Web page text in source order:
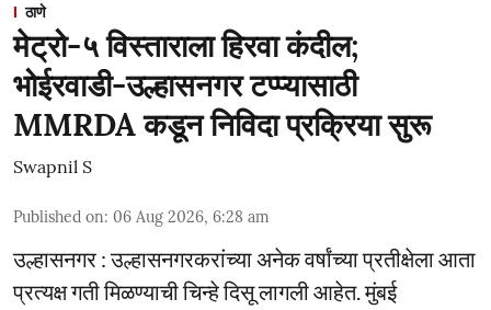
ठाणे
मेट्रो-५ विस्ताराला हिरवा कंदील;
भोईरवाडी-उल्हासनगर टप्प्यासाठी
MMRDA कडून निविदा प्रक्रिया सुरू
Swapnil S
Published on: 06 Aug 2026, 6:28 am
उल्हासनगर : उल्हासनगरकरांच्या अनेक वर्षांच्या प्रतीक्षेला आता
प्रत्यक्ष गती मिळण्याची चिन्हे दिसू लागली आहेत. मुंबई